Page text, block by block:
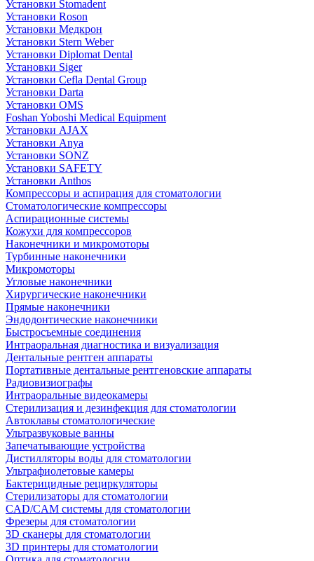
Установки Stomadent
Установки Roson
Установки Медкрон
Установки Stern Weber
Установки Diplomat Dental
Установки Siger
Установки Cefla Dental Group
Установки Darta
Установки OMS
Foshan Yoboshi Medical Equipment
Установки AJAX
Установки Anya
Установки SONZ
Установки SAFETY
Установки Anthos
Компрессоры и аспирация для стоматологии
Стоматологические компрессоры
Аспирационные системы
Кожухи для компрессоров
Наконечники и микромоторы
Турбинные наконечники
Микромоторы
Угловые наконечники
Хирургические наконечники
Прямые наконечники
Эндодонтические наконечники
Быстросъемные соединения
Интраоральная диагностика и визуализация
Дентальные рентген аппараты
Портативные дентальные рентгеновские аппараты
Радиовизиографы
Интраоральные видеокамеры
Стерилизация и дезинфекция для стоматологии
Автоклавы стоматологические
Ультразвуковые ванны
Запечатывающие устройства
Дистилляторы воды для стоматологии
Ультрафиолетовые камеры
Бактерицидные рециркуляторы
Стерилизаторы для стоматологии
CAD/CAM системы для стоматологии
Фрезеры для стоматологии
3D cканеры для стоматологии
3D принтеры для стоматологии